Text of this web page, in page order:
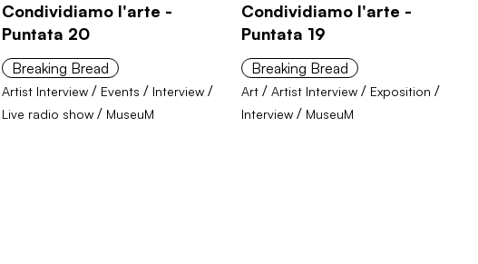
Condividiamo l'arte -
Puntata 20
Breaking Bread
Artist Interview/ Events / Interview/
Live radio show/ MuseuM
Condividiamo l'arte -
Puntata 19
Breaking Bread
Art /Artist Interview / Exposition /
Interview / MuseuM